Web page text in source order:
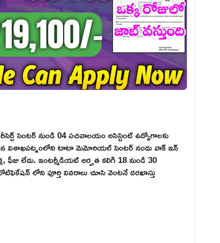
సెంటర్ నుండి 04 సచివాలయం అసిస్టెంట్ ఉద్యోగాలకు
విశాఖపట్నంలోని టాటా మెమోరియల్ సెంటర్ నందు వాక్ ఇన్
ఫీజు లేదు. ఇంటర్మీడియట్ అర్హత కలిగి 18 నుండి 30
లోని పూర్తి వివరాలు చూసి వెంటనే దరఖాస్తు